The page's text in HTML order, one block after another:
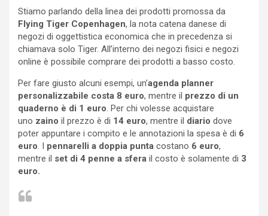
Stiamo parlando della linea dei prodotti promossa da
Flying Tiger Copenhagen, la nota catena danese di
negozi di oggettistica economica che in precedenza si
chiamava solo Tiger. All’interno dei negozi fisici e negozi
online è possibile comprare dei prodotti a basso costo.
Per fare giusto alcuni esempi, un’agenda planner
personalizzabile costa 8 euro, mentre il prezzo di un
quaderno è di 1 euro. Per chi volesse acquistare
uno zaino il prezzo è di 14 euro, mentre il diario dove
poter appuntare i compito e le annotazioni la spesa è di 6
euro. I pennarelli a doppia punta costano 6 euro,
mentre il set di 4 penne a sfera il costo è solamente di 3
euro.